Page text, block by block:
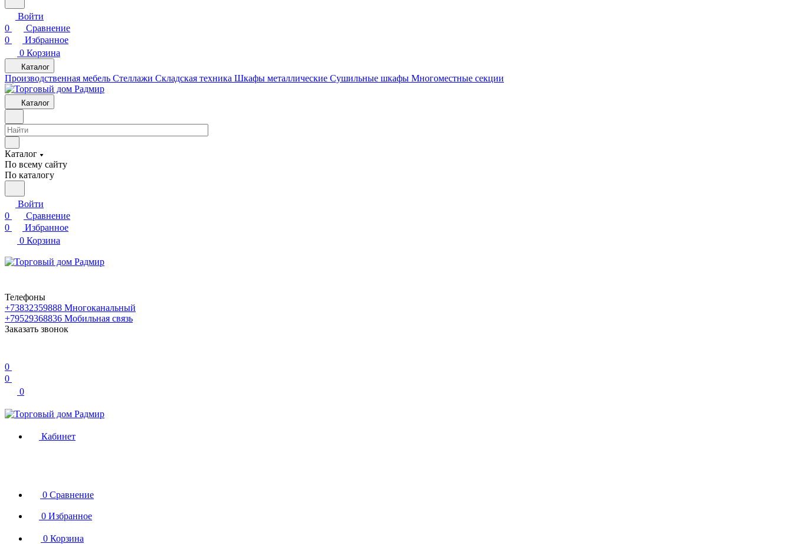
Войти
0
Сравнение
0
Избранное
0 Корзина
Каталог
Производственная мебель Cтеллажи Складская техника Шкафы металлические Cушильные шкафы Многоместные секции
Каталог
Каталог
По всему сайту
По каталогу
Войти
0
Сравнение
0
Избранное
0 Корзина
Телефоны
+73832359888 Многоканальный
+79529368836 Мобильная связь
Заказать звонок
0
0
0
Кабинет
0 Сравнение
0 Избранное
0 Корзина